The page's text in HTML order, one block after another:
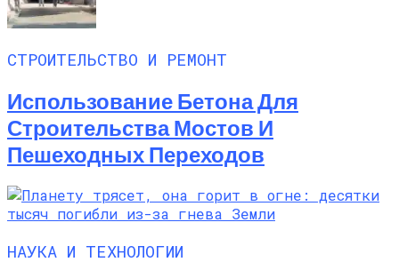
СТРОИТЕЛЬСТВО И РЕМОНТ
Использование Бетона Для
Строительства Мостов И
Пешеходных Переходов
НАУКА И ТЕХНОЛОГИИ